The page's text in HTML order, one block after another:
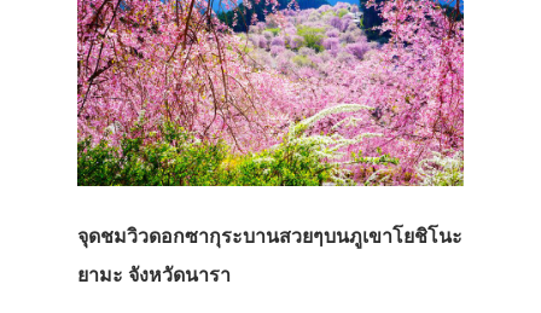
จุดชมวิวดอกซากุระบานสวยๆบนภูเขาโยชิโนะ
ยามะ จังหวัดนารา